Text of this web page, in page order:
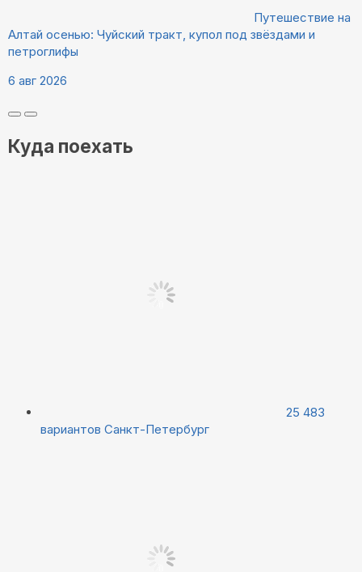
Путешествие на
Алтай осенью: Чуйский тракт, купол под звёздами и
петроглифы
6 авг 2026
Куда поехать
25 483
вариантов Санкт-Петербург